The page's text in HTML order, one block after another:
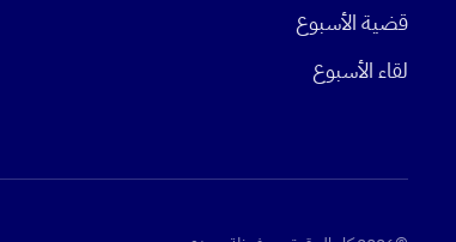
قضية الأسبوع
لقاء الأسبوع